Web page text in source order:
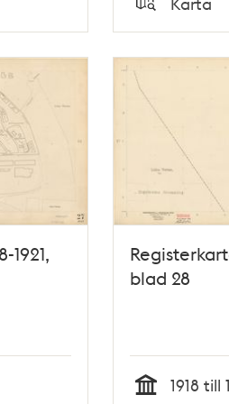
Typ
1921,
blad 28
1918 till